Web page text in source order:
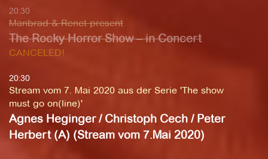
20:30
Manbrad & Renet present
The Rocky Horror Show – in Concert
CANCELED!
20:30
Stream vom 7. Mai 2020 aus der Serie 'The show
must go on(line)'
Agnes Heginger / Christoph Cech / Peter
Herbert (A) (Stream vom 7.Mai 2020)